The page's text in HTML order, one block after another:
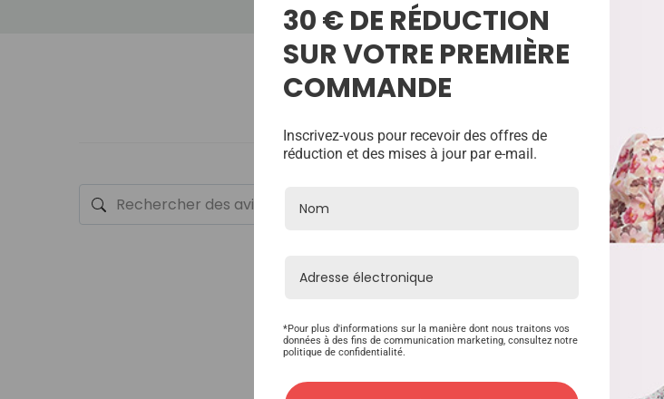
Produits
30 € DE RÉDUCTION
SUR VOTRE PREMIÈRE
COMMANDE
Inscrivez-vous pour recevoir des offres de
réduction et des mises à jour par e-mail.
*Pour plus d'informations sur la manière dont nous traitons vos
données à des fins de communication marketing, consultez notre
politique de confidentialité.